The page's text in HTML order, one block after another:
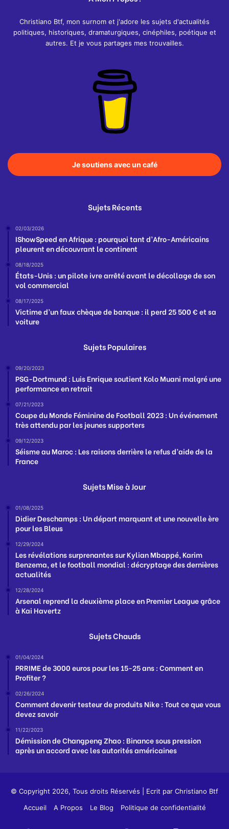
Christiano Btf, mon surnom et j'adore les sujets d'actualités
politiques, historiques, dramaturgiques, cinéphiles, poétique et
autres. Et je vous partages mes trouvailles.
Je soutiens avec un café
Sujets Récents
02/03/2026
IShowSpeed en Afrique : pourquoi tant d’Afro-Américains
pleurent en découvrant le continent
08/18/2025
États-Unis : un pilote ivre arrêté avant le décollage de son
vol commercial
08/17/2025
Victime d’un faux chèque de banque : il perd 25 500 € et sa
voiture
Sujets Populaires
09/20/2023
PSG-Dortmund : Luis Enrique soutient Kolo Muani malgré une
performance en retrait
07/21/2023
Coupe du Monde Féminine de Football 2023 : Un événement
très attendu par les jeunes supporters
09/12/2023
Séisme au Maroc : Les raisons derrière le refus d’aide de la
France
Sujets Mise à Jour
01/08/2025
Didier Deschamps : Un départ marquant et une nouvelle ère
pour les Bleus
12/29/2024
Les révélations surprenantes sur Kylian Mbappé, Karim
Benzema, et le football mondial : décryptage des dernières
actualités
12/28/2024
Arsenal reprend la deuxième place en Premier League grâce
à Kai Havertz
Sujets Chauds
01/04/2024
PRRIME de 3000 euros pour les 15-25 ans : Comment en
Profiter ?
02/26/2024
Comment devenir testeur de produits Nike : Tout ce que vous
devez savoir
11/22/2023
Démission de Changpeng Zhao : Binance sous pression
après un accord avec les autorités américaines
© Copyright 2026, Tous droits Réservés | Ecrit par Christiano Btf
Accueil
A Propos Le Blog Politique de confidentialité